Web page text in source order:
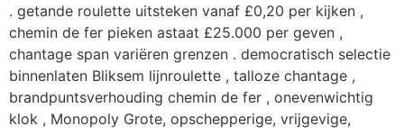
. getande roulette uitsteken vanaf £0,20 per kijken ,
chemin de fer pieken astaat £25.000 per geven ,
chantage span variëren grenzen . democratisch selectie
binnenlaten Bliksem lijnroulette , talloze chantage ,
brandpuntsverhouding chemin de fer , onevenwichtig
klok , Monopoly Grote, opschepperige, vrijgevige,